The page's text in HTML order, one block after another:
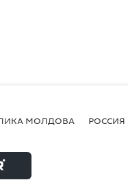
МОЛДОВА РОССИЯ